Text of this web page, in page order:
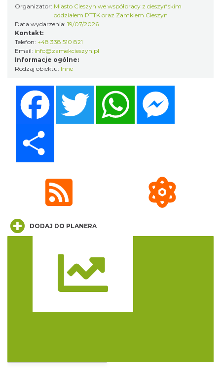
Cieszyn
2026-09-20
0.00 km
2026-09-27
ŚWIĘTO HERBATY 2026
0.00 km
Organizator: Miasto Cieszyn we współpracy z cieszyńskim
oddziałem PTTK oraz Zamkiem Cieszyn
Data wydarzenia: 19/07/2026
Kontakt:
Telefon: +48 338 510 821
Email: info@zamekcieszyn.pl
Informacje ogólne:
Rodzaj obiektu: Inne
Twitter
DODAJ DO PLANERA